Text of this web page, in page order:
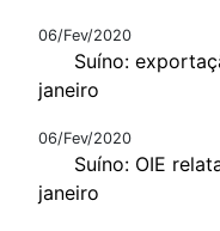
06/Fev/2020
Suíno:
janeiro
06/Fev/2020
Suíno: OIE
janeiro